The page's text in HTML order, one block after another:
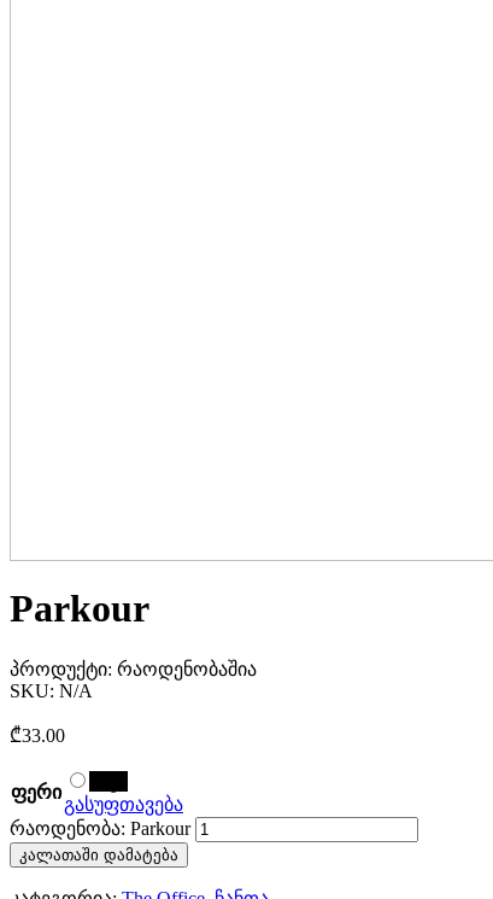
Parkour
პროდუქტი: რაოდენობაშია
SKU: N/A
₾33.00
ფერი
გასუფთავება
რაოდენობა: Parkour
კალათაში დამატება